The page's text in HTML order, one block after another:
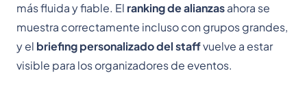
más fluida y fiable. El ranking de alianzasahora se
muestra correctamente incluso con grupos grandes,
y el briefing personalizado del staffvuelve a estar
visible para los organizadores de eventos.